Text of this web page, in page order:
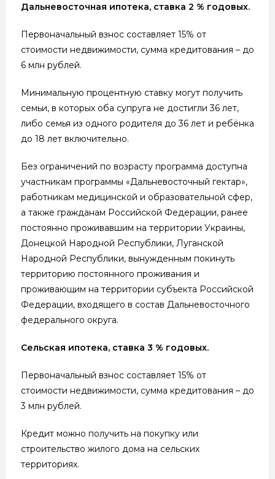
Дальневосточная ипотека, ставка 2 % годовых.
Первоначальный взнос составляет 15% от
стоимости недвижимости, сумма кредитования – до
6 млн рублей.
Минимальную процентную ставку могут получить
семьи, в которых оба супруга не достигли 36 лет,
либо семья из одного родителя до 36 лет и ребёнка
до 18 лет включительно.
Без ограничений по возрасту программа доступна
участникам программы «Дальневосточный гектар»,
работникам медицинской и образовательной сфер,
а также гражданам Российской Федерации, ранее
постоянно проживавшим на территории Украины,
Донецкой Народной Республики, Луганской
Народной Республики, вынужденным покинуть
территорию постоянного проживания и
проживающим на территории субъекта Российской
Федерации, входящего в состав Дальневосточного
федерального округа.
Сельская ипотека, ставка 3 % годовых.
Первоначальный взнос составляет 15% от
стоимости недвижимости, сумма кредитования – до
3 млн рублей.
Кредит можно получить на покупку или
строительство жилого дома на сельских
территориях.